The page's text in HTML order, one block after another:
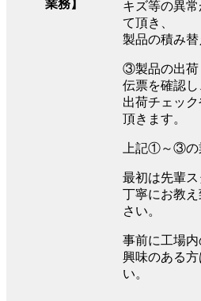
業務】
キズ等の異
て頂き、
製品の積み替
③製品の出荷
伝票を確認し
出荷チェッ
頂きます。
上記①～③の
最初は先輩
丁寧にお教
さい。
事前に工場
興味のある
い。